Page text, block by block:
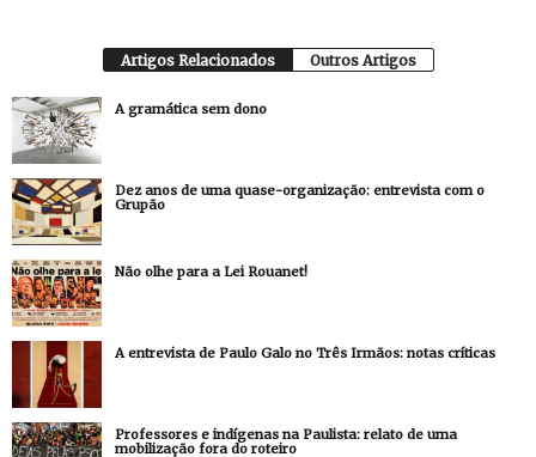
Artigos Relacionados Outros Artigos
A gramática sem dono
Dez anos de uma quase-organização: entrevista com o
Grupão
Não olhe para a Lei Rouanet!
A entrevista de Paulo Galo no Três Irmãos: notas críticas
Professores e indígenas na Paulista: relato de uma
mobilização fora do roteiro